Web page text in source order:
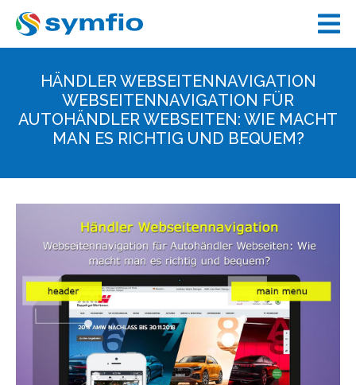
HÄNDLER WEBSEITENNAVIGATION
WEBSEITENNAVIGATION FÜR
AUTOHÄNDLER WEBSEITEN: WIE MACHT
MAN ES RICHTIG UND BEQUEM?